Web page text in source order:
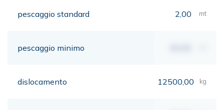
pescaggio standard 2,00 mt
pescaggio minimo
dislocamento 12500,00 kg